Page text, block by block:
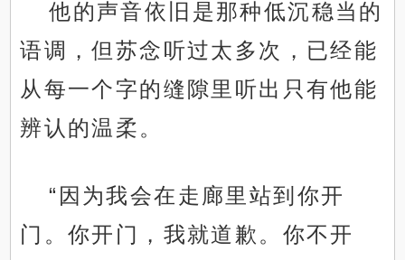
他的声音依旧是那种低沉稳当的
语调，但苏念听过太多次，已经能
从每一个字的缝隙里听出只有他能
辨认的温柔。
“因为我会在走廊里站到你开
门。你开门，我就道歉。你不开